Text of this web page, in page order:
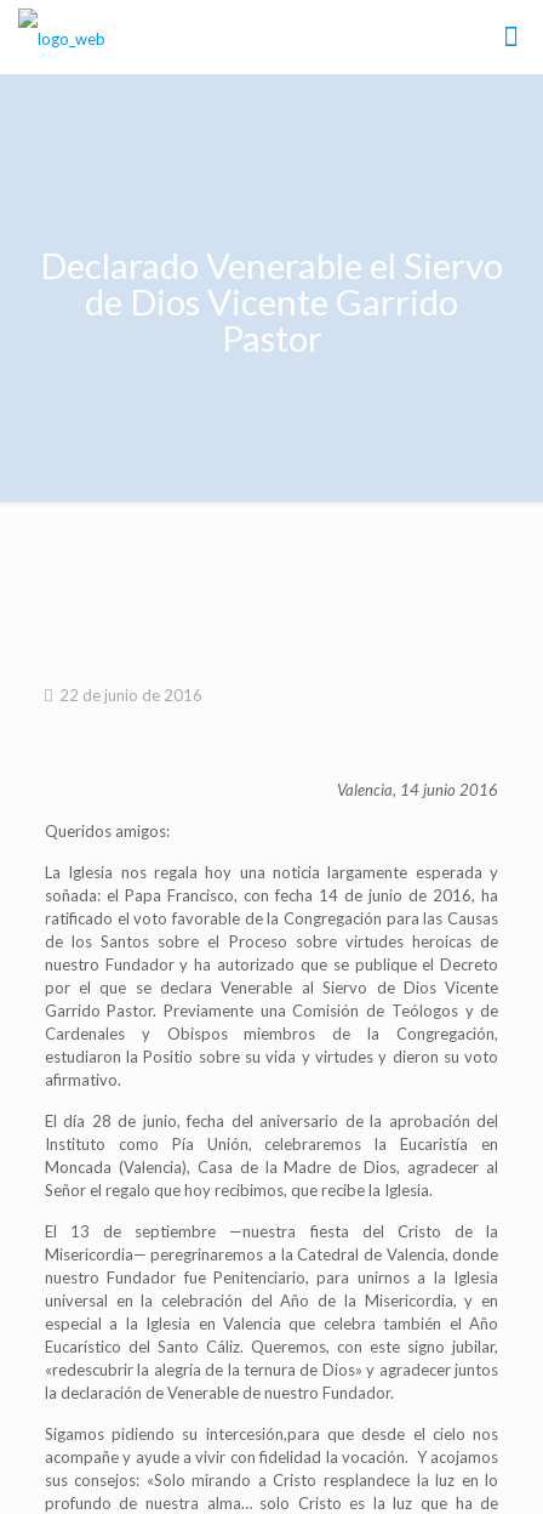
Declarado Venerable el Siervo
de Dios Vicente Garrido
Pastor
22 de junio de 2016
Valencia, 14 junio 2016
Queridos amigos:
La Iglesia nos regala hoy una noticia largamente esperada y
soñada: el Papa Francisco, con fecha 14 de junio de 2016, ha
ratificado el voto favorable de la Congregación para las Causas
de los Santos sobre el Proceso sobre virtudes heroicas de
nuestro Fundador y ha autorizado que se publique el Decreto
por el que se declara Venerable al Siervo de Dios Vicente
Garrido Pastor. Previamente una Comisión de Teólogos y de
Cardenales y Obispos miembros de la Congregación,
estudiaron la Positio sobre su vida y virtudes y dieron su voto
afirmativo.
El día 28 de junio, fecha del aniversario de la aprobación del
Instituto como Pía Unión, celebraremos la Eucaristía en
Moncada (Valencia), Casa de la Madre de Dios, agradecer al
Señor el regalo que hoy recibimos, que recibe la Iglesia.
El 13 de septiembre —nuestra fiesta del Cristo de la
Misericordia— peregrinaremos a la Catedral de Valencia, donde
nuestro Fundador fue Penitenciario, para unirnos a la Iglesia
universal en la celebración del Año de la Misericordia, y en
especial a la Iglesia en Valencia que celebra también el Año
Eucarístico del Santo Cáliz. Queremos, con este signo jubilar,
«redescubrir la alegría de la ternura de Dios» y agradecer juntos
la declaración de Venerable de nuestro Fundador.
Sigamos pidiendo su intercesión,para que desde el cielo nos
acompañe y ayude a vivir con fidelidad la vocación. Y acojamos
sus consejos: «Solo mirando a Cristo resplandece la luz en lo
profundo de nuestra alma… solo Cristo es la luz que ha de